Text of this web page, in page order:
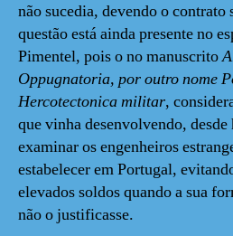
não sucedia, devendo o contrato
questão está ainda presente no
Pimentel, pois o no manuscrito
Oppugnatoria, por outro nome
Hercotectonica militar,
que vinha desenvolvendo,
examinar os engenheiros
estabelecer em Portugal,
elevados soldos quando a sua
não o justificasse.